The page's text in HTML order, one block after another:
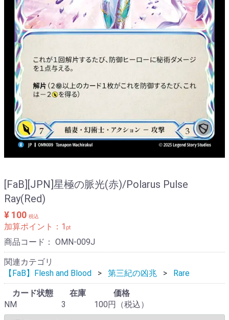
[FaB][JPN]星極の脈光(赤)/Polarus Pulse
Ray(Red)
¥ 100 税込
加算ポイント： 1 pt
商品コード： OMN-009J
関連カテゴリ
【FaB】Flesh and Blood
第三紀の凶兆 Rare
カード状態 在庫
価格
NM
3 100円（税込）